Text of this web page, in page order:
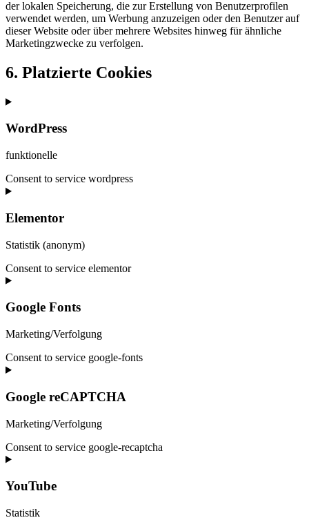
der lokalen Speicherung, die zur Erstellung von Benutzerprofilen
verwendet werden, um Werbung anzuzeigen oder den Benutzer auf
dieser Website oder über mehrere Websites hinweg für ähnliche
Marketingzwecke zu verfolgen.
6. Platzierte Cookies
WordPress
funktionelle
Consent to service wordpress
Elementor
Statistik (anonym)
Consent to service elementor
Google Fonts
Marketing/Verfolgung
Consent to service google-fonts
Google reCAPTCHA
Marketing/Verfolgung
Consent to service google-recaptcha
YouTube
Statistik